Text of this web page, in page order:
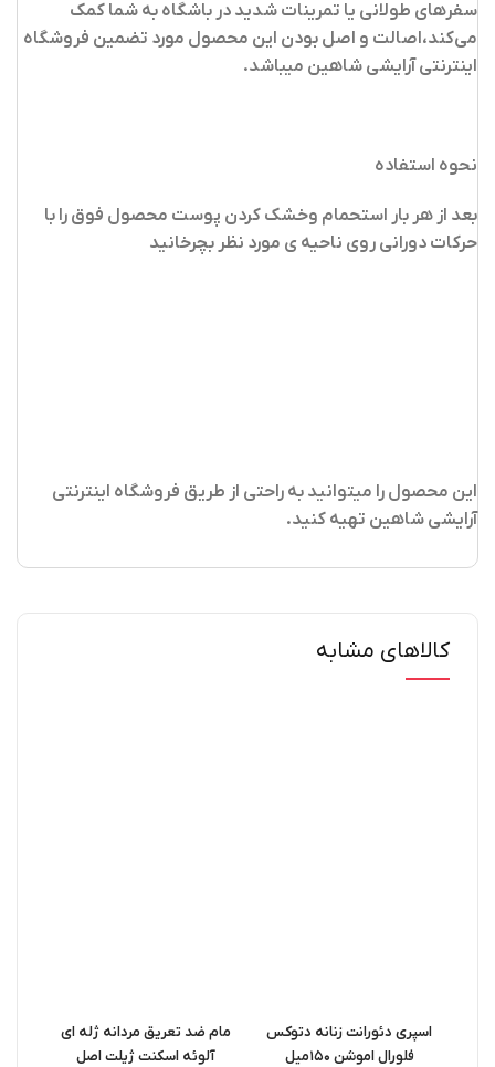
سفرهای طولانی یا تمرینات شدید در باشگاه به شما کمک
می‌کند،اصالت و اصل بودن این محصول مورد تضمین فروشگاه
اینترنتی آرایشی شاهین میباشد.
نحوه استفاده
بعد از هر بار استحمام وخشک کردن پوست محصول فوق را با
حرکات دورانی روی ناحیه ی مورد نظر بچرخانید
این محصول را میتوانید به راحتی از طریق فروشگاه اینترنتی
آرایشی شاهین تهیه کنید.
کالاهای مشابه
اسپری دئورانت زنانه دتوکس
فلورال اموشن ۱۵۰میل
مام ضد تعریق مردانه ژله ای
آلوئه اسکنت ژیلت اصل